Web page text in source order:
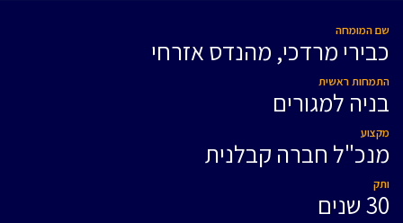
שם המומחה
כבירי מרדכי, מהנדס אזרחי
התמחות ראשית
בניה למגורים
מקצוע
מנכ"ל חברה קבלנית
ותק
30 שנים